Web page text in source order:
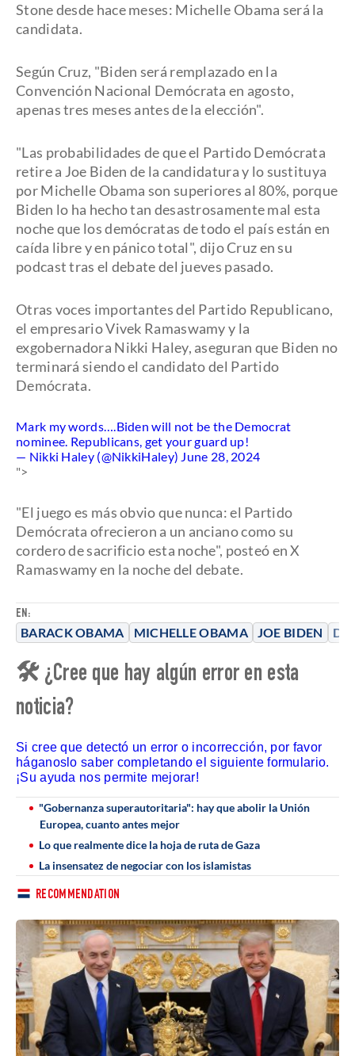
EN:
BARACK OBAMA MICHELLE OBAMA JOE BIDEN
Stone desde hace meses: Michelle Obama será la
candidata.
Según Cruz, "Biden será remplazado en la
Convención Nacional Demócrata en agosto,
apenas tres meses antes de la elección".
"Las probabilidades de que el Partido Demócrata
retire a Joe Biden de la candidatura y lo sustituya
por Michelle Obama son superiores al 80%, porque
Biden lo ha hecho tan desastrosamente mal esta
noche que los demócratas de todo el país están en
caída libre y en pánico total", dijo Cruz en su
podcast tras el debate del jueves pasado.
Otras voces importantes del Partido Republicano,
el empresario Vivek Ramaswamy y la
exgobernadora Nikki Haley, aseguran que Biden no
terminará siendo el candidato del Partido
Demócrata.
Mark my words….Biden will not be the Democrat
nominee. Republicans, get your guard up!
— Nikki Haley (@NikkiHaley) June 28, 2024
">
"El juego es más obvio que nunca: el Partido
Demócrata ofrecieron a un anciano como su
cordero de sacrificio esta noche", posteó en X
Ramaswamy en la noche del debate.
🛠 ¿Cree que hay algún error en esta
noticia?
Si cree que detectó un error o incorrección, por favor
háganoslo saber completando el siguiente formulario.
¡Su ayuda nos permite mejorar!
"Gobernanza superautoritaria": hay que abolir la Unión
Europea, cuanto antes mejor
Lo que realmente dice la hoja de ruta de Gaza
La insensatez de negociar con los islamistas
RECOMMENDATION